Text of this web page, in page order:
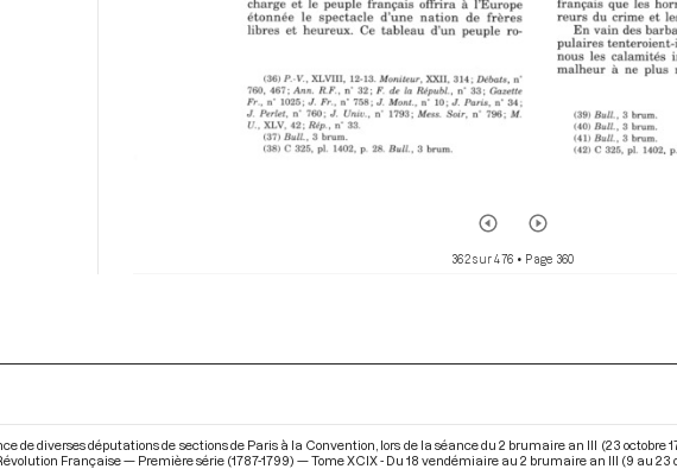
362 sur 476 • Page 360
de diverses députations de sections de Paris à la Convention, lors de la séance du 2 brumaire an III (23 octobre
Française — Première série (1787-1799) — Tome XCIX - Du 18 vendémiaire au 2 brumaire an III (9 au 23